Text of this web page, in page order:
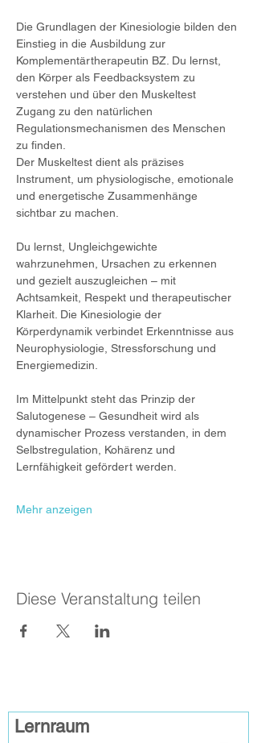
Die Grundlagen der Kinesiologie bilden den
Einstieg in die Ausbildung zur
Komplementärtherapeutin BZ. Du lernst,
den Körper als Feedbacksystem zu
verstehen und über den Muskeltest
Zugang zu den natürlichen
Regulationsmechanismen des Menschen
zu finden.
Der Muskeltest dient als präzises
Instrument, um physiologische, emotionale
und energetische Zusammenhänge
sichtbar zu machen.
Du lernst, Ungleichgewichte
wahrzunehmen, Ursachen zu erkennen
und gezielt auszugleichen – mit
Achtsamkeit, Respekt und therapeutischer
Klarheit. Die Kinesiologie der
Körperdynamik verbindet Erkenntnisse aus
Neurophysiologie, Stressforschung und
Energiemedizin.
Im Mittelpunkt steht das Prinzip der
Salutogenese – Gesundheit wird als
dynamischer Prozess verstanden, in dem
Selbstregulation, Kohärenz und
Lernfähigkeit gefördert werden.
Mehr anzeigen
Diese Veranstaltung teilen
Lernraum